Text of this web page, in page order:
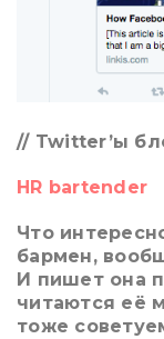
// Twitter’ы
HR bartender
Что
бармен,
И пишет она
читаются её
тоже